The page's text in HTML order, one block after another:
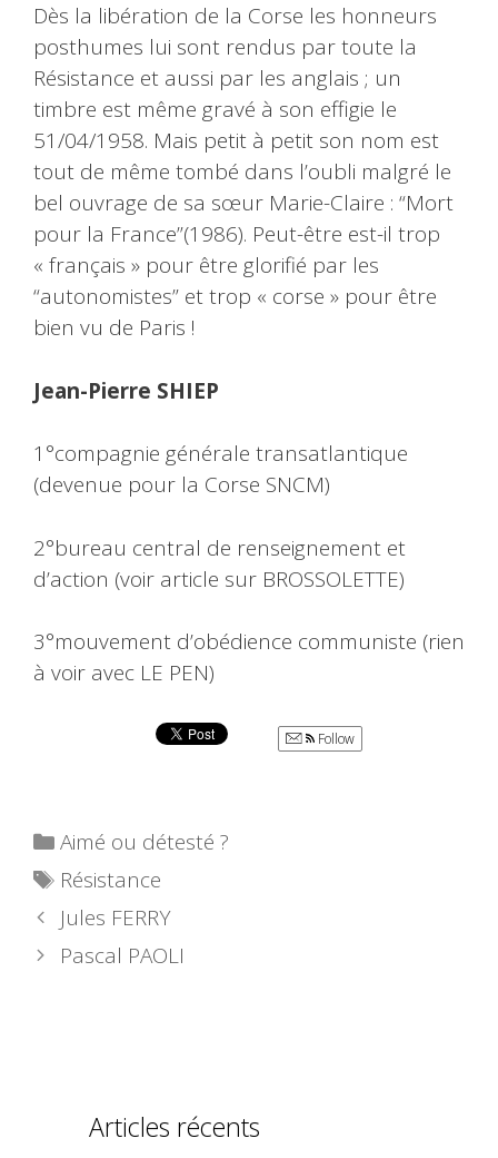
Dès la libération de la Corse les honneurs
posthumes lui sont rendus par toute la
Résistance et aussi par les anglais ; un
timbre est même gravé à son effigie le
51/04/1958. Mais petit à petit son nom est
tout de même tombé dans l’oubli malgré le
bel ouvrage de sa sœur Marie-Claire : “Mort
pour la France”(1986). Peut-être est-il trop
« français » pour être glorifié par les
“autonomistes” et trop « corse » pour être
bien vu de Paris !
Jean-Pierre SHIEP
1°compagnie générale transatlantique
(devenue pour la Corse SNCM)
2°bureau central de renseignement et
d’action (voir article sur BROSSOLETTE)
3°mouvement d’obédience communiste (rien
à voir avec LE PEN)
Follow
Catégories
Aimé ou détesté ?
Étiquettes
Résistance
Jules FERRY
Pascal PAOLI
Articles récents